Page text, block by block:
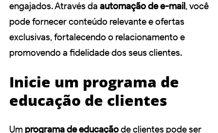
engajados. Através da automação de e-mail, você
pode fornecer conteúdo relevante e ofertas
exclusivas, fortalecendo o relacionamento e
promovendo a fidelidade dos seus clientes.
Inicie um programa de
educação de clientes
Um programa de educaçãode clientes pode ser